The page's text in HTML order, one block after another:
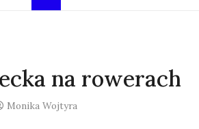
na rowerach
Monika Wojtyra